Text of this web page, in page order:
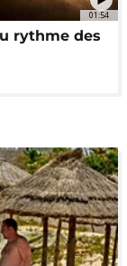
01:54
rythme des